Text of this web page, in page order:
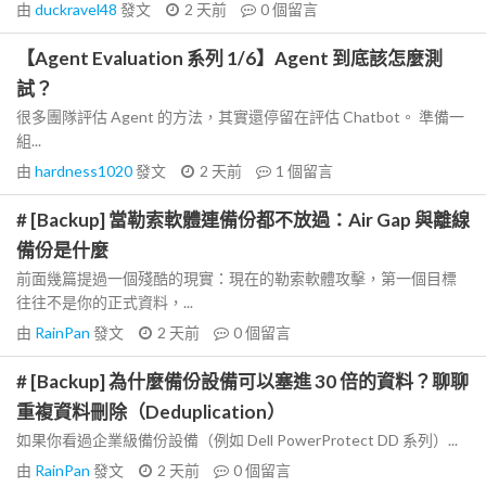
由 duckravel48 發文 2 天前 0個留言
【Agent Evaluation 系列 1/6】Agent 到底該怎麼測
試？
很多團隊評估 Agent 的方法，其實還停留在評估 Chatbot。 準備一
組...
由 hardness1020發文 2 天前 1 個留言
# [Backup] 當勒索軟體連備份都不放過：Air Gap 與離線
備份是什麼
前面幾篇提過一個殘酷的現實：現在的勒索軟體攻擊，第一個目標
往往不是你的正式資料，...
由 RainPan 發文 2 天前 0個留言
# [Backup] 為什麼備份設備可以塞進 30 倍的資料？聊聊
重複資料刪除（Deduplication）
如果你看過企業級備份設備（例如 Dell PowerProtect DD 系列）...
由 RainPan 發文 2 天前 0個留言